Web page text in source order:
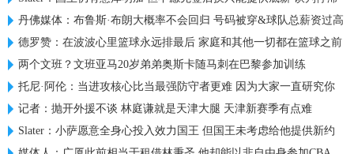
丹佛媒体：布鲁斯·布朗大概率不会回归 号码被穿&球队总薪资过高
德罗赞：在波波心里篮球永远排最后 家庭和其他一切都在篮球之前
两个文班？文班亚马20岁弟弟奥斯卡随马刺在巴黎参加训练
托尼·阿伦：当进攻核心比当最强防守者更难 因为大家一直研究你
记者：抛开外援不谈 林庭谦就是天津大腿 天津新赛季有点难
Slater：小萨愿意全身心投入效力国王 但国王未考虑给他提供新约